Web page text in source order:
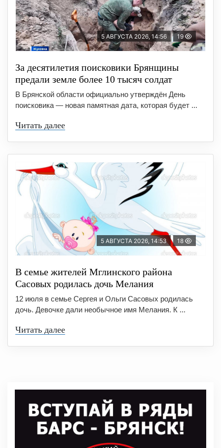
5 АВГУСТА 2026, 14:56 19
За десятилетия поисковики Брянщины
предали земле более 10 тысяч солдат
В Брянской области официально утверждён День
поисковика — новая памятная дата, которая будет ...
Читать далее
5 АВГУСТА 2026, 14:53 18
В семье жителей Мглинского района
Сасовых родилась дочь Мелания
12 июля в семье Сергея и Ольги Сасовых родилась
дочь. Девочке дали необычное имя Мелания. К ...
Читать далее